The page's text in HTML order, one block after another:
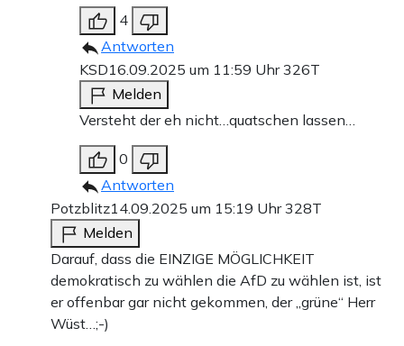
4
Antworten
KSD16.09.2025 um 11:59 Uhr326T
Melden
Versteht der eh nicht…quatschen lassen…
0
Antworten
Potzblitz14.09.2025 um 15:19 Uhr328T
Melden
Darauf, dass die EINZIGE MÖGLICHKEIT
demokratisch zu wählen die AfD zu wählen ist, ist
er offenbar gar nicht gekommen, der „grüne“ Herr
Wüst…;-)